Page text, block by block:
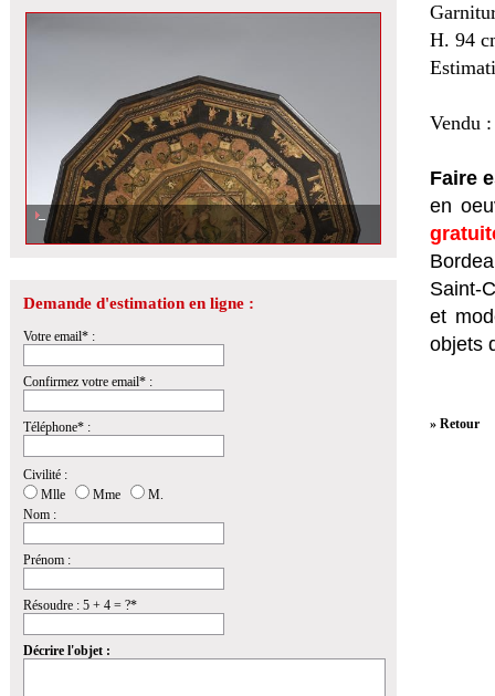
Demande d'estimation en ligne :
Votre email* :
Confirmez votre email* :
Téléphone* :
Civilité :
Mlle
Mme
M.
Nom :
Prénom :
Résoudre : 5 + 4 = ?*
Décrire l'objet :
H. 94
Vendu
Faire
en
Saint-
et
objets
» Retour